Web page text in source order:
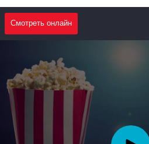
Смотреть онлайн